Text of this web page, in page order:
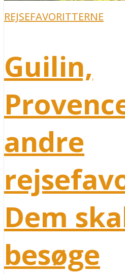
REJSEFAVORITTERNE
Guilin,
andre
Dem
besøge